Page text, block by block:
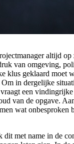
altijd op
van omgeving,
klus geklaard moet
in dergelijke
een vindingrijke
van de opgave.
wat onbesproken
dit met name in de